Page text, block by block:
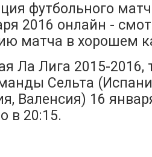
футбольного
2016 онлайн -
матча в хорошем
Ла Лига 2015-2016,
Сельта
Валенсия) 16
в 20:15.